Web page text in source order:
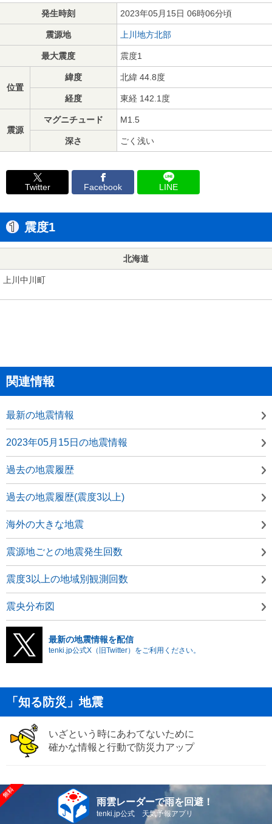
発生時刻 2023年05月15日 06時06分頃
震源地 上川地方北部
最大震度 震度1
位置
緯度 北緯 44.8度
経度 東経 142.1度
震源
マグニチュード M1.5
深さ ごく浅い
Twitter Facebook LINE
震度1
北海道
上川中川町
関連情報
最新の地震情報
2023年05月15日の地震情報
過去の地震履歴
過去の地震履歴(震度3以上)
海外の大きな地震
震源地ごとの地震発生回数
震度3以上の地域別観測回数
震央分布図
最新の地震情報を配信
tenki.jp公式X（旧Twitter）をご利用ください。
「知る防災」地震
いざという時にあわてないために
確かな情報と行動で防災力アップ
雨雲レーダーで雨を回避！
tenki.jp公式 天気予報アプリ